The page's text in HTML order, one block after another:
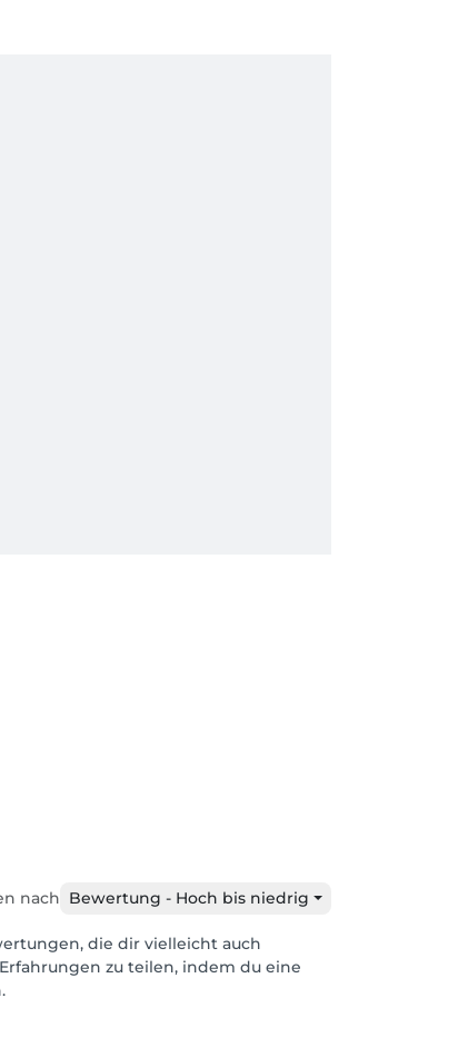
nach Bewertung - Hoch bis niedrig
die dir vielleicht auch
zu teilen, indem du eine